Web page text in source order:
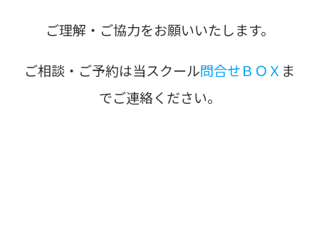
ご理解・ご協力をお願いいたします。
ご相談・ご予約は当スクール問合せＢＯＸ ま
でご連絡ください。